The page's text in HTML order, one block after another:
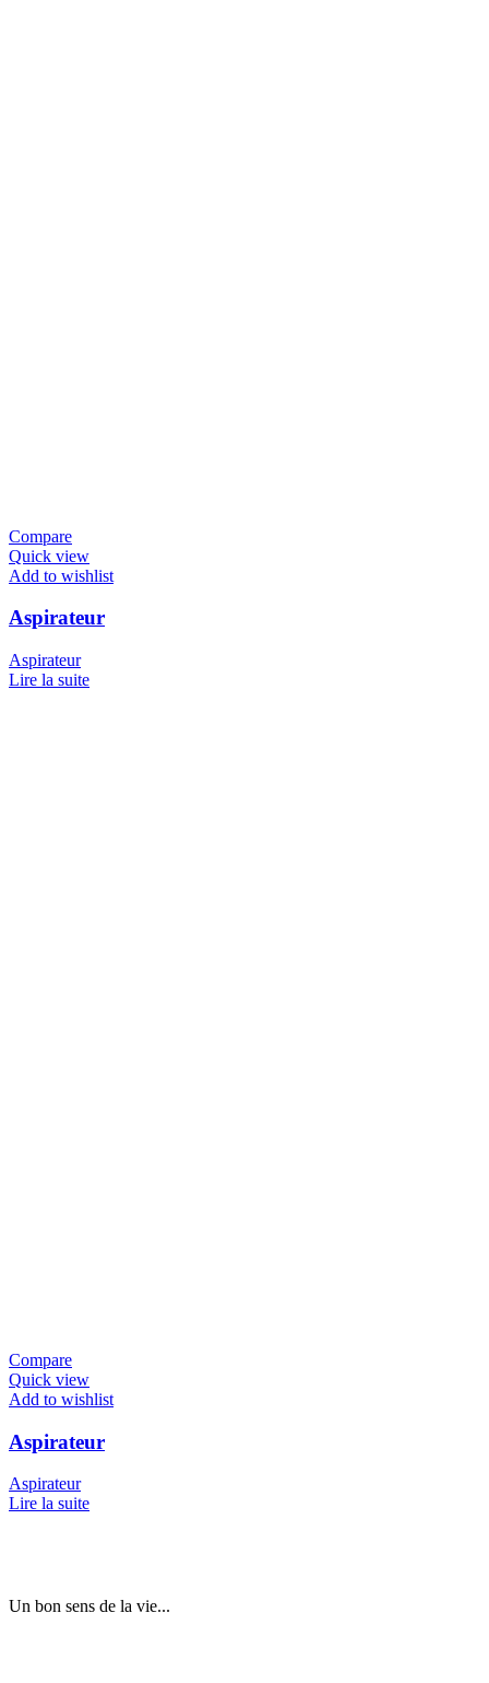
Compare
Quick view
Add to wishlist
Aspirateur
Aspirateur
Lire la suite
Compare
Quick view
Add to wishlist
Aspirateur
Aspirateur
Lire la suite
Un bon sens de la vie...